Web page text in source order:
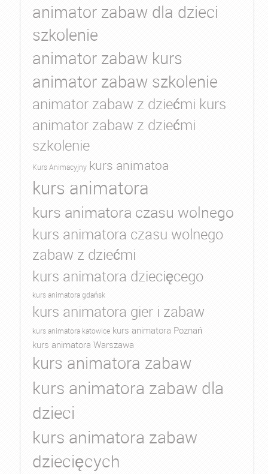
animator zabaw dla dzieci
szkolenie
animator zabaw kurs
animator zabaw szkolenie
animator zabaw z dziećmi kurs
animator zabaw z dziećmi
szkolenie
Kurs Animacyjny kurs animatoa
kurs animatora
kurs animatora czasu wolnego
kurs animatora czasu wolnego
zabaw z dziećmi
kurs animatora dziecięcego
kurs animatora gdańsk
kurs animatora gier i zabaw
kurs animatora katowice kurs animatora Poznań
kurs animatora Warszawa
kurs animatora zabaw
kurs animatora zabaw dla
dzieci
kurs animatora zabaw
dziecięcych